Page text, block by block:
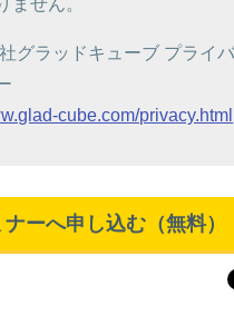
ません。
グラッドキューブ プライ
cube.com/privacy.html
ナーへ申し込む（無料）